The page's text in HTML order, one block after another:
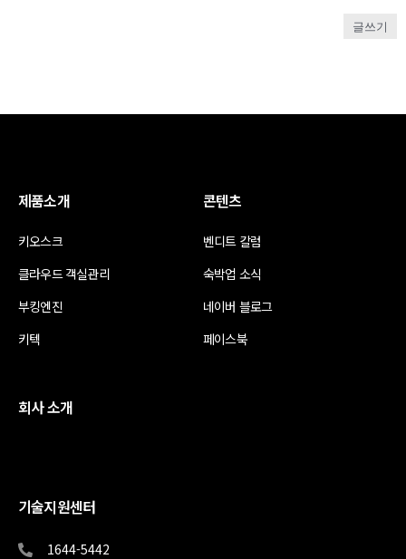
글쓰기
제품소개
키오스크
클라우드 객실관리
부킹엔진
키텍
콘텐츠
벤디트 칼럼
숙박업 소식
네이버 블로그
페이스북
회사 소개
기술지원센터
1644-5442